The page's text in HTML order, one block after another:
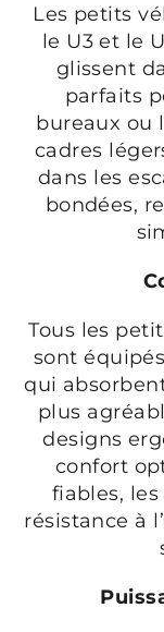
Les petits
le U3 et le
glissent
parfaits
bureaux ou
cadres
dans les
bondées,
Tous les
sont
qui
plus
designs
confort
fiables,
résistance à